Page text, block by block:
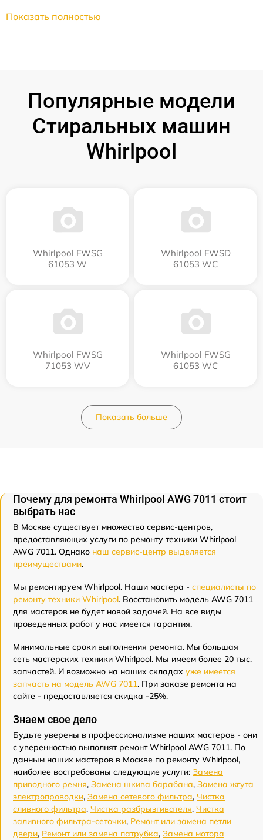
Показать полностью
Популярные модели
Стиральных машин
Whirlpool
Whirlpool FWSG
61053 W
Whirlpool FWSD
61053 WC
Whirlpool FWSG
71053 WV
Whirlpool FWSG
61053 WC
Показать больше
Почему для ремонта Whirlpool AWG 7011 стоит
выбрать нас
В Москве существует множество сервис-центров,
предоставляющих услуги по ремонту техники Whirlpool
AWG 7011. Однако наш сервис-центр выделяется
преимуществами.
Мы ремонтируем Whirlpool. Наши мастера - специалисты по
ремонту техники Whirlpool. Восстановить модель AWG 7011
для мастеров не будет новой задачей. На все виды
проведенных работ у нас имеется гарантия.
Минимальные сроки выполнения ремонта. Мы большая
сеть мастерских техники Whirlpool. Мы имеем более 20 тыс.
запчастей. И возможно на наших складах уже имеется
запчасть на модель AWG 7011. При заказе ремонта на
сайте - предоставляется скидка -25%.
Знаем свое дело
Будьте уверены в профессионализме наших мастеров - они
с уверенностью выполнят ремонт Whirlpool AWG 7011. По
данным наших мастеров в Москве по ремонту Whirlpool,
наиболее востребованы следующие услуги: Замена
приводного ремня, Замена шкива барабана, Замена жгута
электропроводки, Замена сетевого фильтра, Чистка
сливного фильтра, Чистка разбрызгивателя, Чистка
заливного фильтра-сеточки, Ремонт или замена петли
двери, Ремонт или замена патрубка, Замена мотора